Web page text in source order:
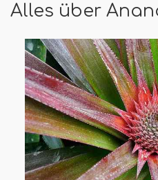
Alles über